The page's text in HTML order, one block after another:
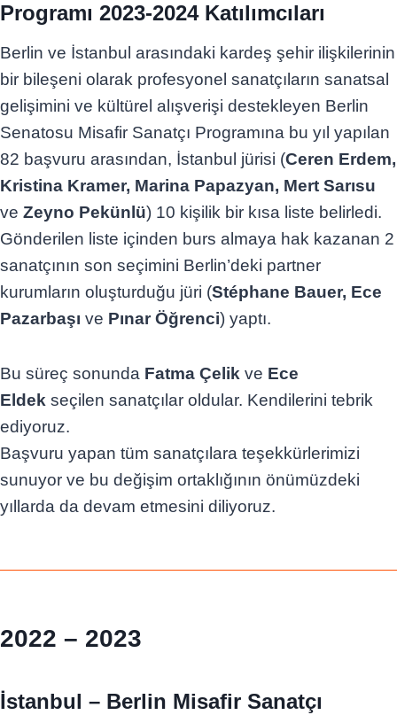
Programı 2023-2024 Katılımcıları
Berlin ve İstanbul arasındaki kardeş şehir ilişkilerinin
bir bileşeni olarak profesyonel sanatçıların sanatsal
gelişimini ve kültürel alışverişi destekleyen Berlin
Senatosu Misafir Sanatçı Programına bu yıl yapılan
82 başvuru arasından, İstanbul jürisi (Ceren Erdem,
Kristina Kramer, Marina Papazyan, Mert Sarısu
ve Zeyno Pekünlü) 10 kişilik bir kısa liste belirledi.
Gönderilen liste içinden burs almaya hak kazanan 2
sanatçının son seçimini Berlin’deki partner
kurumların oluşturduğu jüri (Stéphane Bauer, Ece
Pazarbaşı ve Pınar Öğrenci) yaptı.
Bu süreç sonunda Fatma Çelik ve Ece
Eldek seçilen sanatçılar oldular. Kendilerini tebrik
ediyoruz.
Başvuru yapan tüm sanatçılara teşekkürlerimizi
sunuyor ve bu değişim ortaklığının önümüzdeki
yıllarda da devam etmesini diliyoruz.
2022 – 2023
İstanbul – Berlin Misafir Sanatçı